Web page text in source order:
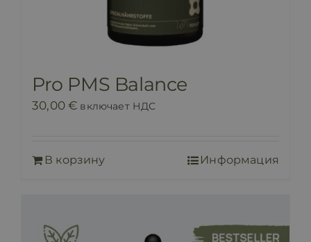
Pro PMS Balance
30,00€ включает НДС
В корзину Информация